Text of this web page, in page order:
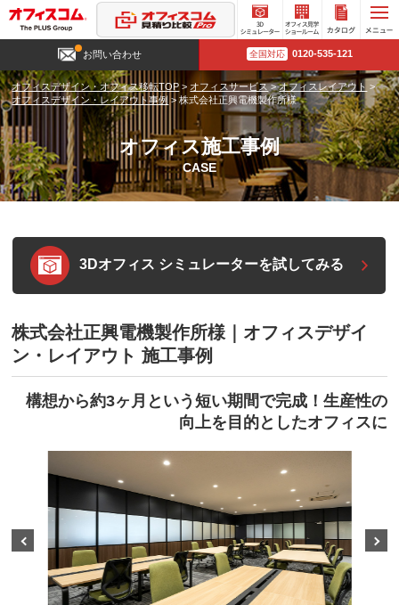
3D
シミュ
レータ
ー
オフィ
ス見学
ショー
ルーム
お問い合わせ 全国対応 0120-535-121
オフィスデザイン・オフィス移転TOP > オフィスサービス>オフィスレイアウト >
オフィスデザイン・レイアウト事例 >株式会社正興電機製作所様
オフィス施工事例
CASE
3Dオフィス シミュレーターを試してみる
株式会社正興電機製作所様｜オフィスデザイ
ン・レイアウト 施工事例
構想から約3ヶ月という短い期間で完成！生産性の
向上を目的としたオフィスに